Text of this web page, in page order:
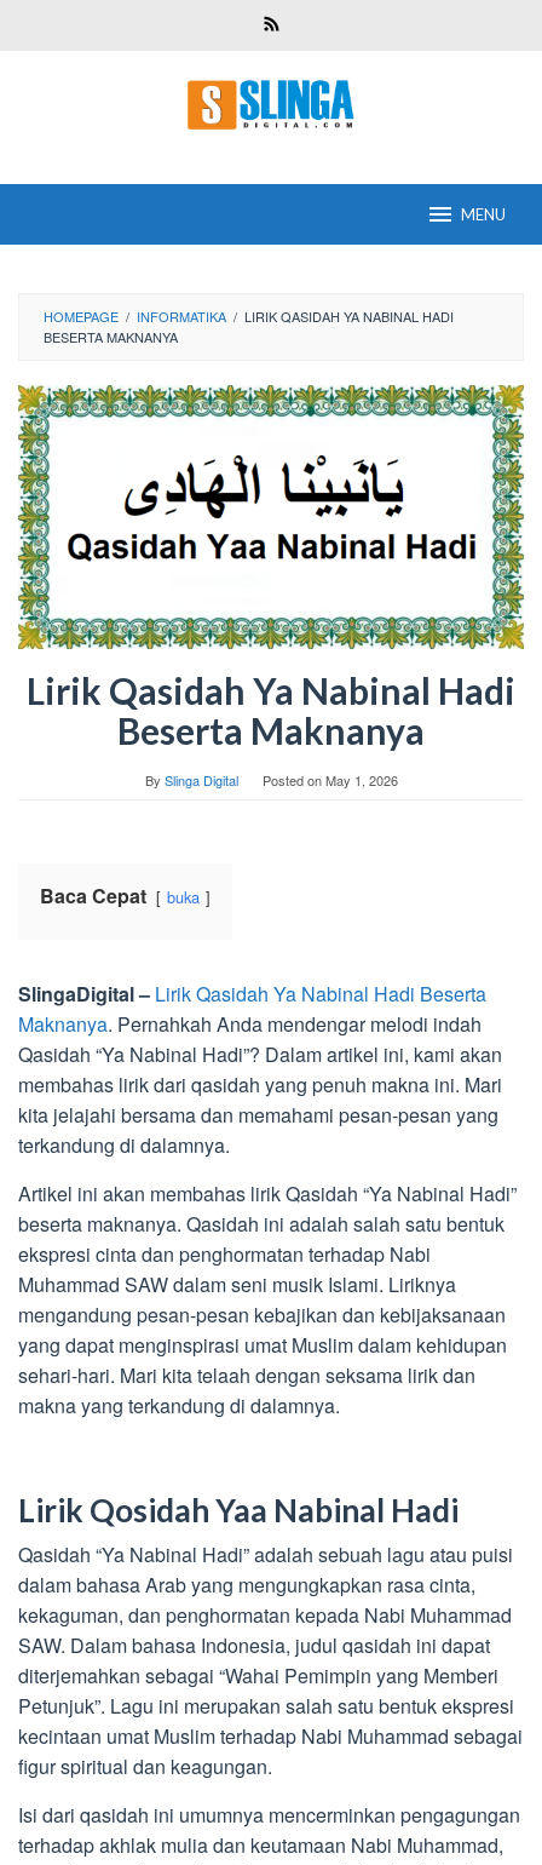
MENU
HOMEPAGE / INFORMATIKA / LIRIK QASIDAH YA NABINAL HADI
BESERTA MAKNANYA
Lirik Qasidah Ya Nabinal Hadi
Beserta Maknanya
By Slinga Digital Posted onMay 1, 2026
Baca Cepat buka
SlingaDigital – Lirik Qasidah Ya Nabinal Hadi Beserta
Maknanya. Pernahkah Anda mendengar melodi indah
Qasidah “Ya Nabinal Hadi”? Dalam artikel ini, kami akan
membahas lirik dari qasidah yang penuh makna ini. Mari
kita jelajahi bersama dan memahami pesan-pesan yang
terkandung di dalamnya.
Artikel ini akan membahas lirik Qasidah “Ya Nabinal Hadi”
beserta maknanya. Qasidah ini adalah salah satu bentuk
ekspresi cinta dan penghormatan terhadap Nabi
Muhammad SAW dalam seni musik Islami. Liriknya
mengandung pesan-pesan kebajikan dan kebijaksanaan
yang dapat menginspirasi umat Muslim dalam kehidupan
sehari-hari. Mari kita telaah dengan seksama lirik dan
makna yang terkandung di dalamnya.
Lirik Qosidah Yaa Nabinal Hadi
Qasidah “Ya Nabinal Hadi” adalah sebuah lagu atau puisi
dalam bahasa Arab yang mengungkapkan rasa cinta,
kekaguman, dan penghormatan kepada Nabi Muhammad
SAW. Dalam bahasa Indonesia, judul qasidah ini dapat
diterjemahkan sebagai “Wahai Pemimpin yang Memberi
Petunjuk”. Lagu ini merupakan salah satu bentuk ekspresi
kecintaan umat Muslim terhadap Nabi Muhammad sebagai
figur spiritual dan keagungan.
Isi dari qasidah ini umumnya mencerminkan pengagungan
terhadap akhlak mulia dan keutamaan Nabi Muhammad,